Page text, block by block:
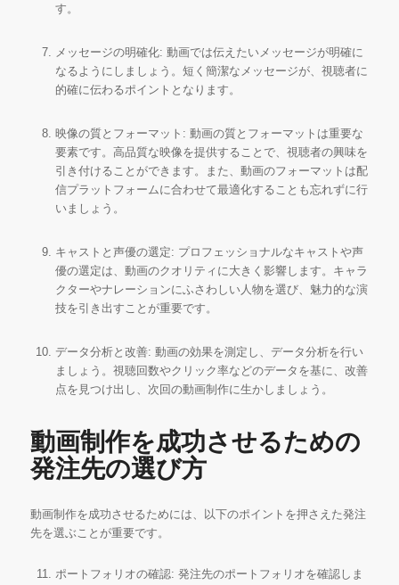
す。
メッセージの明確化: 動画では伝えたいメッセージが明確に
なるようにしましょう。短く簡潔なメッセージが、視聴者に
的確に伝わるポイントとなります。
映像の質とフォーマット: 動画の質とフォーマットは重要な
要素です。高品質な映像を提供することで、視聴者の興味を
引き付けることができます。また、動画のフォーマットは配
信プラットフォームに合わせて最適化することも忘れずに行
いましょう。
キャストと声優の選定: プロフェッショナルなキャストや声
優の選定は、動画のクオリティに大きく影響します。キャラ
クターやナレーションにふさわしい人物を選び、魅力的な演
技を引き出すことが重要です。
データ分析と改善: 動画の効果を測定し、データ分析を行い
ましょう。視聴回数やクリック率などのデータを基に、改善
点を見つけ出し、次回の動画制作に生かしましょう。
動画制作を成功させるための
発注先の選び方
動画制作を成功させるためには、以下のポイントを押さえた発注
先を選ぶことが重要です。
ポートフォリオの確認: 発注先のポートフォリオを確認しま